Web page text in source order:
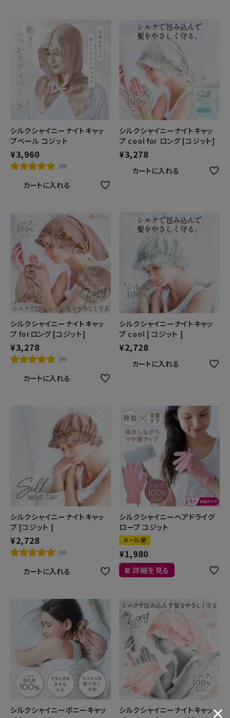
シルクシャイニーナイトキャッ
プベール コジット
¥3,960
3件
カートに入れる
シルクシャイニーナイトキャッ
プ cool for ロング [コジット]
¥3,278
カートに入れる
シルクシャイニーナイトキャッ
プ forロング [コジット]
¥3,278
3件
カートに入れる
シルクシャイニーナイトキャッ
プ cool [ コジット ]
¥2,728
カートに入れる
シルクシャイニーナイトキャッ
プ [コジット ]
¥2,728
3件
カートに入れる
シルクシャイニーヘアドライグ
ローブ コジット
メール便
¥1,980
詳細を見る
シルクシャイニーポニーキャッ
シルクシャイニーナイトキャッ